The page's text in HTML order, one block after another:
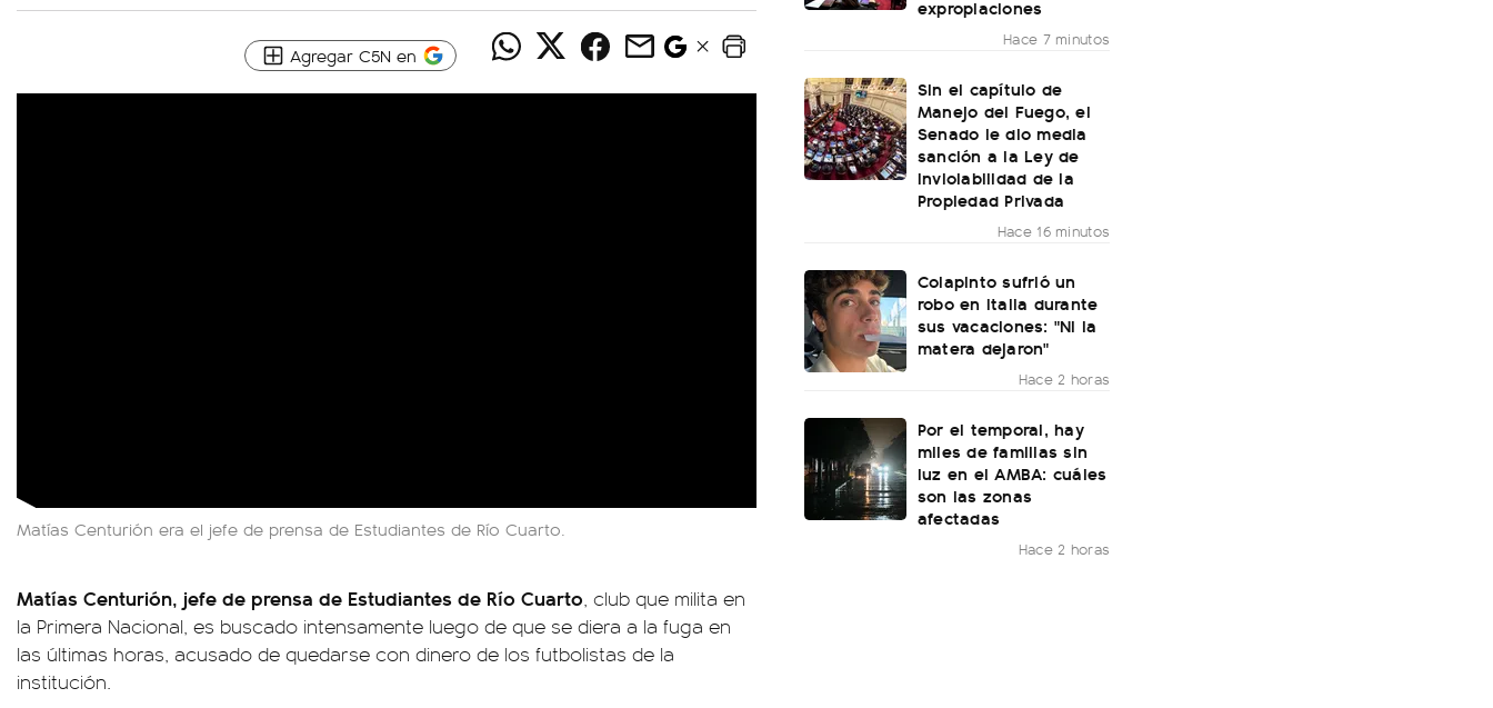
Agregar C5N en
Matías Centurión era el jefe de prensa de Estudiantes de Río Cuarto.
Matías Centurión, jefe de prensa de Estudiantes de Río Cuarto, club que milita en
la Primera Nacional, es buscado intensamente luego de que se diera a la fuga en
las últimas horas, acusado de quedarse con dinero de los futbolistas de la
institución.
expropiaciones
Hace 7 minutos
Sin el capítulo de
Manejo del Fuego, el
Senado le dio media
sanción a la Ley de
Inviolabilidad de la
Propiedad Privada
Hace 16 minutos
Colapinto sufrió un
robo en Italia durante
sus vacaciones: "Ni la
matera dejaron"
Hace 2 horas
Por el temporal, hay
miles de familias sin
luz en el AMBA: cuáles
son las zonas
afectadas
Hace 2 horas